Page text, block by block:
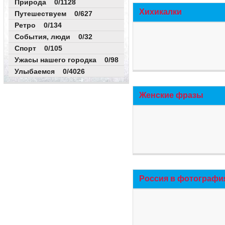
Природа 0/1128
Путешествуем 0/627
Ретро 0/134
События, люди 0/32
Спорт 0/105
Ужасы нашего городка 0/98
Улыбаемся 0/4026
Хихикалки
Женские фразы
Россия в